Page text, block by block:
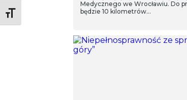
Toggle Font size
Medycznego we Wrocławiu. Do
będzie 10 kilometrów…